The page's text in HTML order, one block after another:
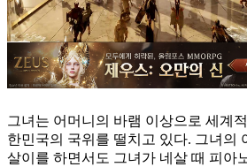
그녀는 어머니의 바램 이상으로 세계
한민국의 국위를 떨치고 있다. 그녀의
살이를 하면서도 그녀가 네살 때 피아